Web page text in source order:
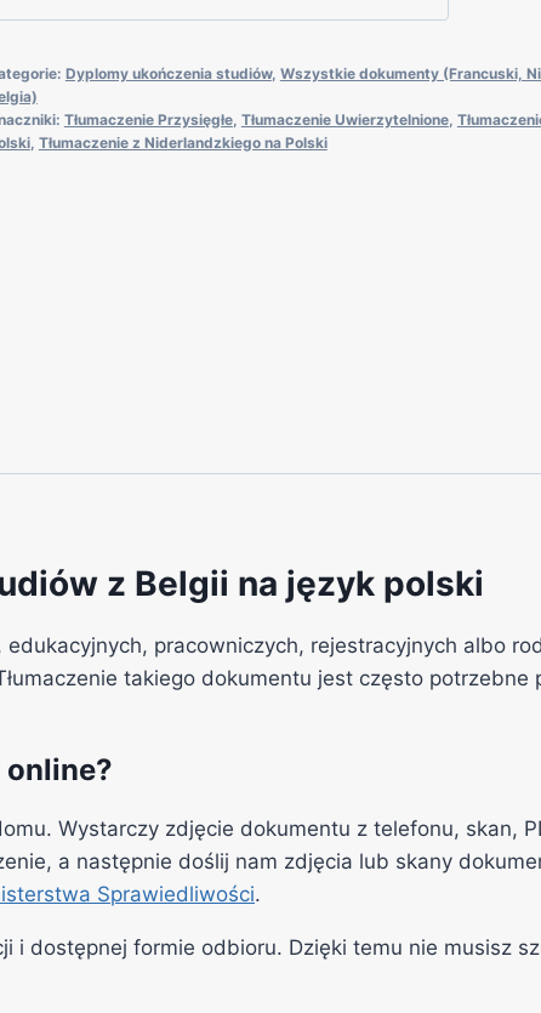
Dyplomy ukończenia studiów, Wszystkie dokumenty (Francuski,
Tłumaczenie Przysięgłe, Tłumaczenie Uwierzytelnione,
, Tłumaczenie z Niderlandzkiego na Polski
z Belgii na język polski
pracowniczych, rejestracyjnych albo
takiego dokumentu jest często potrzebne
Wystarczy zdjęcie dokumentu z telefonu, skan,
a następnie doślij nam zdjęcia lub skany
Sprawiedliwości.
i dostępnej formie odbioru. Dzięki temu nie musisz